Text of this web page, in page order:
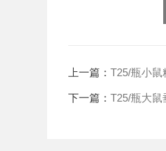
上一篇：T25/瓶小鼠
下一篇：T25/瓶大鼠